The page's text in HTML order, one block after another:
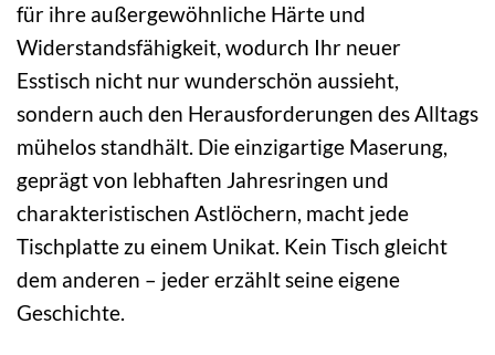
für ihre außergewöhnliche Härte und
Widerstandsfähigkeit, wodurch Ihr neuer
Esstisch nicht nur wunderschön aussieht,
sondern auch den Herausforderungen des Alltags
mühelos standhält. Die einzigartige Maserung,
geprägt von lebhaften Jahresringen und
charakteristischen Astlöchern, macht jede
Tischplatte zu einem Unikat. Kein Tisch gleicht
dem anderen – jeder erzählt seine eigene
Geschichte.